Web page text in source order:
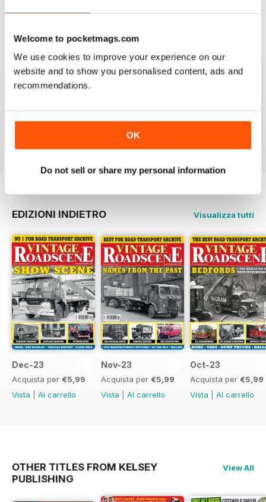
Welcome to pocketmags.com
We use cookies to improve your experience on our
website and to show you personalised content, ads and
recommendations.
OK
Do not sell or share my personal information
HIGHLY RECOMMENDED VINTAGE
ROADSCENE MAG
those who love classic motors and nostalgia.
EDIZIONI INDIETRO Visualizza tutti
Dec-23
Acquista per €5,99
Vista
Al carrello
Nov-23
Acquista per €5,99
Vista
Al carrello
Oct-23
Acquista per €5,99
Vista
Al carrello
OTHER TITLES FROM KELSEY
PUBLISHING
View All